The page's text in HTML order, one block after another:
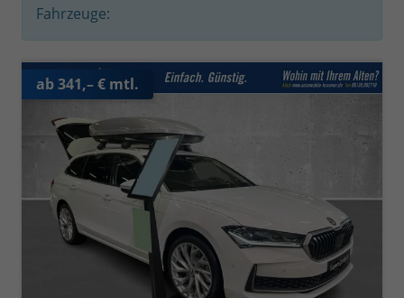
Fahrzeuge:
ab 341,– € mtl.